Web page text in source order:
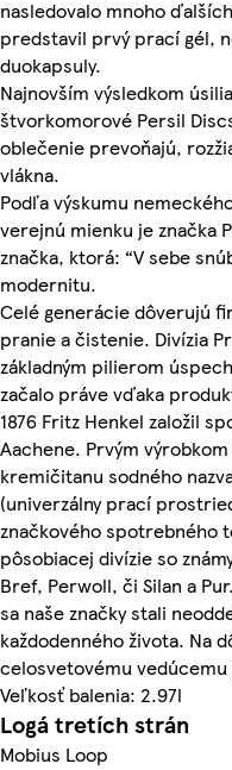
nasledovalo mnoho
predstavil prvý prací gél,
duokapsuly.
Najnovším výsledkom
štvorkomorové Persil
oblečenie prevoňajú,
vlákna.
Podľa výskumu
verejnú mienku je značka
značka, ktorá: “V sebe
modernitu.
Celé generácie dôverujú
pranie a čistenie. Divízia
základným pilierom
začalo práve vďaka
1876 Fritz Henkel založil
Aachene. Prvým
kremičitanu sodného
(univerzálny prací
značkového spotrebného
pôsobiacej divízie so
Bref, Perwoll, či Silan a
sa naše značky stali
každodenného života. Na
celosvetovému
Veľkosť balenia: 2.97l
Logá tretích strán
Mobius Loop